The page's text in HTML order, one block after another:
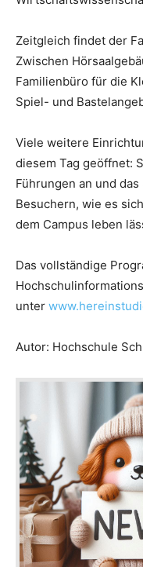
Zeitgleich findet der
Zwischen
Familienbüro für die
Spiel- und
Viele weitere
diesem Tag geöffnet:
Führungen an und
Besuchern, wie es
dem Campus leben
Das vollständige
unter
Autor: Hochschule